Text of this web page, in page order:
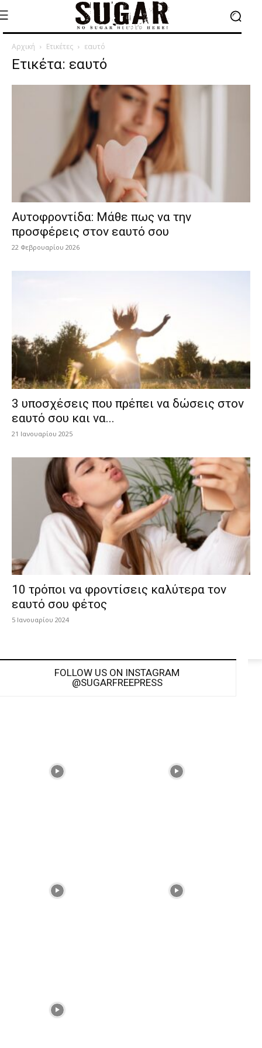
Αρχική Ετικέτες εαυτό
Ετικέτα: εαυτό
Αυτοφροντίδα: Mάθε πως να την
προσφέρεις στον εαυτό σου
22 Φεβρουαρίου 2026
3 υποσχέσεις που πρέπει να δώσεις στον
εαυτό σου και να...
21 Ιανουαρίου 2025
10 τρόποι να φροντίσεις καλύτερα τον
εαυτό σου φέτος
5 Ιανουαρίου 2024
FOLLOW US ON INSTAGRAM
@SUGARFREEPRESS